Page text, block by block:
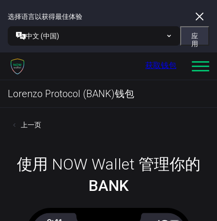
选择语言以获得最佳体验
中文 (中国)
应
用
获取钱包
Lorenzo Protocol (BANK)钱包
上一页
使用 NOW Wallet 管理你的
BANK